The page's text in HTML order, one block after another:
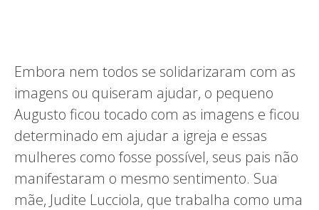
Embora nem todos se solidarizaram com as
imagens ou quiseram ajudar, o pequeno
Augusto ficou tocado com as imagens e ficou
determinado em ajudar a igreja e essas
mulheres como fosse possível, seus pais não
manifestaram o mesmo sentimento. Sua
mãe, Judite Lucciola, que trabalha como uma